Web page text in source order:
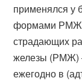
применялся у
формами РМЖ
страдающих
железы (РМЖ)
ежегодно в